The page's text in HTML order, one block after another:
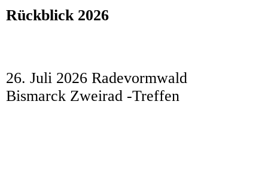
Rückblick 2026
26. Juli 2026 Radevormwald
Bismarck Zweirad -Treffen